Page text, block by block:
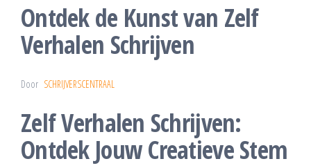
Ontdek de Kunst van Zelf
Verhalen Schrijven
Door SCHRIJVERSCENTRAAL
Zelf Verhalen Schrijven:
Ontdek Jouw Creatieve Stem